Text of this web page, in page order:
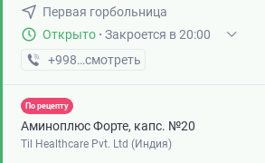
Первая горбольница
Открыто · Закроется в 20:00
+998 (97) XXX-XX-XX
смотреть
По рецепту
Аминоплюс Форте, капс. №20
Til Healthcare Pvt. Ltd (Индия)